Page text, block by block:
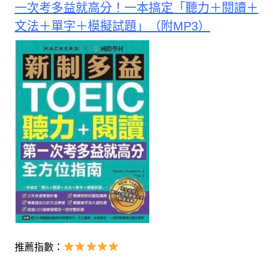
一次考多益就高分！一本搞定「聽力＋閱讀＋
文法＋單字＋模擬試題」（附MP3）
推薦指數：